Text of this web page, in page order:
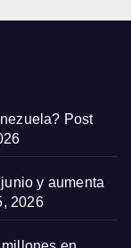
Post
y aumenta
2026